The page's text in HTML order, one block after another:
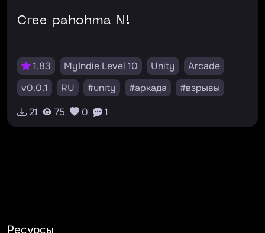
Cree pahohma N!
1.83 MyIndie Level 10 Unity
Arcade
v0.0.1
RU #unity #аркада
#взрывы
21
75 0 1
Ресурсы